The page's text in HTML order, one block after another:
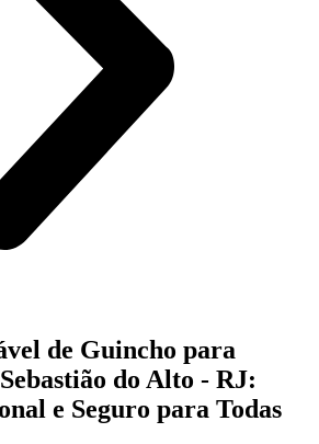
de Guincho para
do Alto - RJ:
e Seguro para Todas